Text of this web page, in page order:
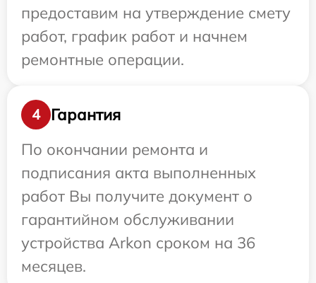
предоставим на утверждение смету
работ, график работ и начнем
ремонтные операции.
4
Гарантия
По окончании ремонта и
подписания акта выполненных
работ Вы получите документ о
гарантийном обслуживании
устройства Arkon сроком на 36
месяцев.